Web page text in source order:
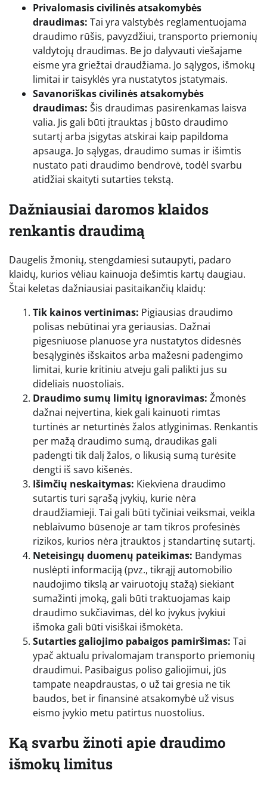
Privalomasis civilinės atsakomybės
draudimas: Tai yra valstybės reglamentuojama
draudimo rūšis, pavyzdžiui, transporto priemonių
valdytojų draudimas. Be jo dalyvauti viešajame
eisme yra griežtai draudžiama. Jo sąlygos, išmokų
limitai ir taisyklės yra nustatytos įstatymais.
Savanoriškas civilinės atsakomybės
draudimas: Šis draudimas pasirenkamas laisva
valia. Jis gali būti įtrauktas į būsto draudimo
sutartį arba įsigytas atskirai kaip papildoma
apsauga. Jo sąlygas, draudimo sumas ir išimtis
nustato pati draudimo bendrovė, todėl svarbu
atidžiai skaityti sutarties tekstą.
Dažniausiai daromos klaidos
renkantis draudimą
Daugelis žmonių, stengdamiesi sutaupyti, padaro
klaidų, kurios vėliau kainuoja dešimtis kartų daugiau.
Štai keletas dažniausiai pasitaikančių klaidų:
Tik kainos vertinimas: Pigiausias draudimo
polisas nebūtinai yra geriausias. Dažnai
pigesniuose planuose yra nustatytos didesnės
besąlyginės išskaitos arba mažesni padengimo
limitai, kurie kritiniu atveju gali palikti jus su
dideliais nuostoliais.
Draudimo sumų limitų ignoravimas: Žmonės
dažnai neįvertina, kiek gali kainuoti rimtas
turtinės ar neturtinės žalos atlyginimas. Renkantis
per mažą draudimo sumą, draudikas gali
padengti tik dalį žalos, o likusią sumą turėsite
dengti iš savo kišenės.
Išimčių neskaitymas: Kiekviena draudimo
sutartis turi sąrašą įvykių, kurie nėra
draudžiamieji. Tai gali būti tyčiniai veiksmai, veikla
neblaivumo būsenoje ar tam tikros profesinės
rizikos, kurios nėra įtrauktos į standartinę sutartį.
Neteisingų duomenų pateikimas: Bandymas
nuslėpti informaciją (pvz., tikrąjį automobilio
naudojimo tikslą ar vairuotojų stažą) siekiant
sumažinti įmoką, gali būti traktuojamas kaip
draudimo sukčiavimas, dėl ko įvykus įvykiui
išmoka gali būti visiškai išmokėta.
Sutarties galiojimo pabaigos pamiršimas: Tai
ypač aktualu privalomajam transporto priemonių
draudimui. Pasibaigus poliso galiojimui, jūs
tampate neapdraustas, o už tai gresia ne tik
baudos, bet ir finansinė atsakomybė už visus
eismo įvykio metu patirtus nuostolius.
Ką svarbu žinoti apie draudimo
išmokų limitus